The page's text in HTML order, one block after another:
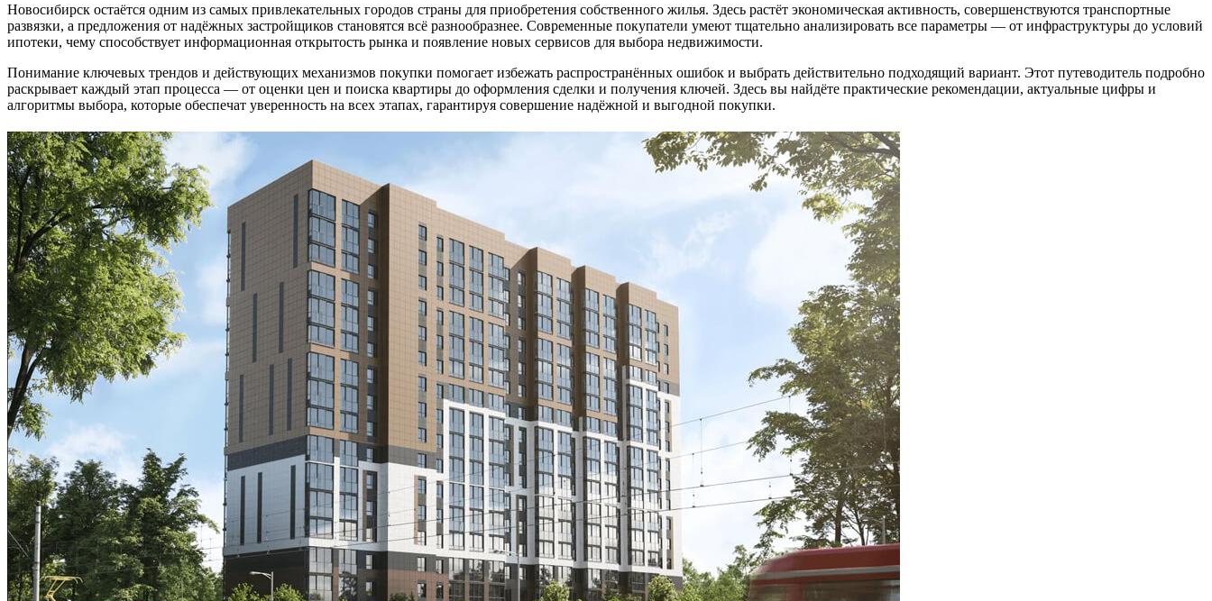
Новосибирск остаётся одним из самых привлекательных городов страны для приобретения собственного жилья. Здесь растёт экономическая активность, совершенствуются транспортные
развязки, а предложения от надёжных застройщиков становятся всё разнообразнее. Современные покупатели умеют тщательно анализировать все параметры — от инфраструктуры до условий
ипотеки, чему способствует информационная открытость рынка и появление новых сервисов для выбора недвижимости.
Понимание ключевых трендов и действующих механизмов покупки помогает избежать распространённых ошибок и выбрать действительно подходящий вариант. Этот путеводитель подробно
раскрывает каждый этап процесса — от оценки цен и поиска квартиры до оформления сделки и получения ключей. Здесь вы найдёте практические рекомендации, актуальные цифры и
алгоритмы выбора, которые обеспечат уверенность на всех этапах, гарантируя совершение надёжной и выгодной покупки.